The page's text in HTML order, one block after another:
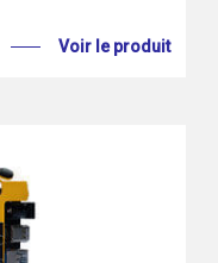
Voir le produit